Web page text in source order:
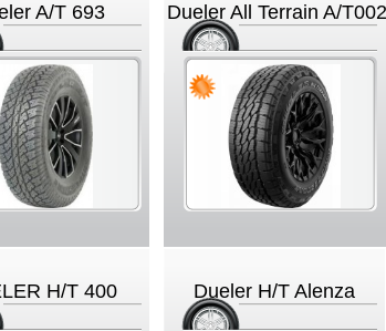
A/T 693 Dueler All Terrain A/T002
H/T 400 Dueler H/T Alenza